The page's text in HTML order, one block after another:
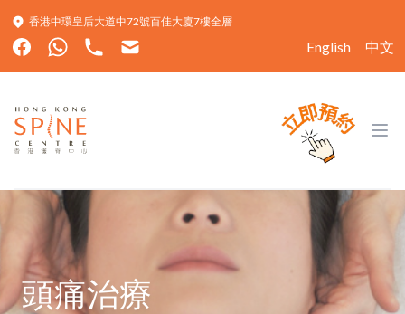
香港中環皇后大道中72號百佳大廈7樓全層
English 中文
Hong Kong Spine Centre
頭痛治療